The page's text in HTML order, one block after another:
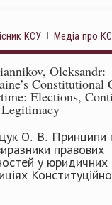
КСУ Медіа про
Oleksandr:
Constitutional
Elections,
О. В. Принципи
правових
у юридичних